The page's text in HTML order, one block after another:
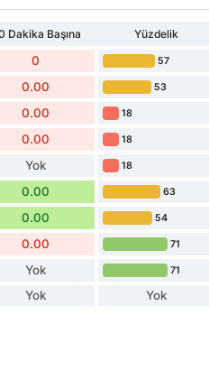
Dakika Başına
Yüzdelik
0 57
0.00 53
0.00 18
0.00 18
Yok 18
0.00 63
0.00 54
0.00 71
Yok 71
Yok Yok